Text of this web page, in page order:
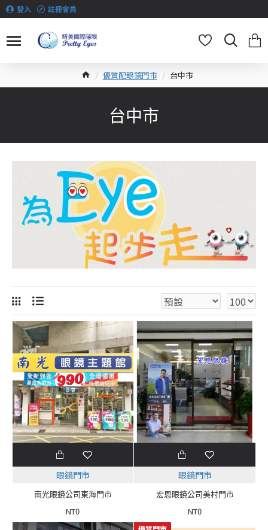
登入 註冊會員
優質配眼鏡門市 台中市
台中市
眼鏡門市
南光眼鏡公司東海門市
NT0
眼鏡門市
宏恩眼鏡公司美村門市
NT0